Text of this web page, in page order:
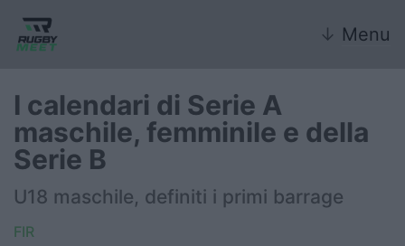
↓ Menu
Nazionale
Nazionali giovanili
Rugby Sevens
I calendari di Serie A
maschile, femminile e della
Serie B
U18 maschile, definiti i primi barrage
FIR